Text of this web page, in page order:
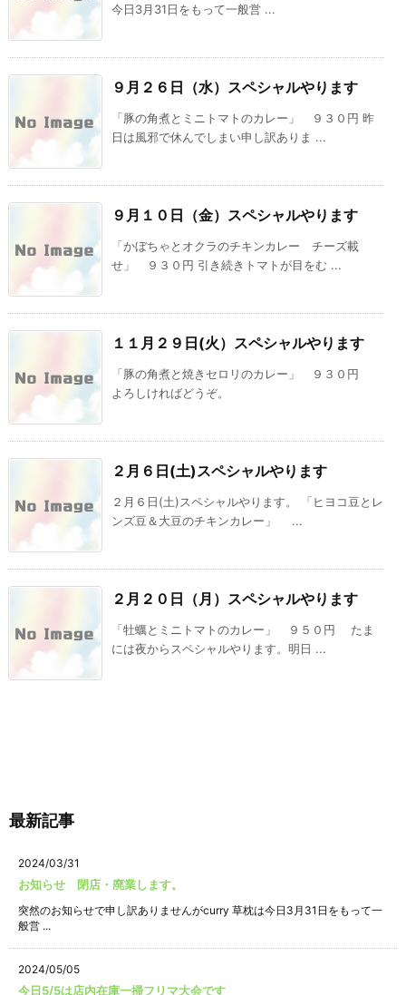
今日3月31日をもって一般営 ...
９月２６日（水）スペシャルやります
「豚の角煮とミニトマトのカレー」 ９３０円 昨
日は風邪で休んでしまい申し訳ありま ...
９月１０日（金）スペシャルやります
「かぼちゃとオクラのチキンカレー チーズ載
せ」 ９３０円 引き続きトマトが目をむ ...
１１月２９日(火）スペシャルやります
「豚の角煮と焼きセロリのカレー」 ９３０円
よろしければどうぞ。
２月６日(土)スペシャルやります
２月６日(土)スペシャルやります。 「ヒヨコ豆とレ
ンズ豆＆大豆のチキンカレー」 ...
２月２０日（月）スペシャルやります
「牡蠣とミニトマトのカレー」 ９５０円 たま
には夜からスペシャルやります。明日 ...
最新記事
2024/03/31
お知らせ 閉店・廃業します。
突然のお知らせで申し訳ありませんがcurry 草枕は今日3月31日をもって一
般営 ...
2024/05/05
今日5/5は店内在庫一掃フリマ大会です